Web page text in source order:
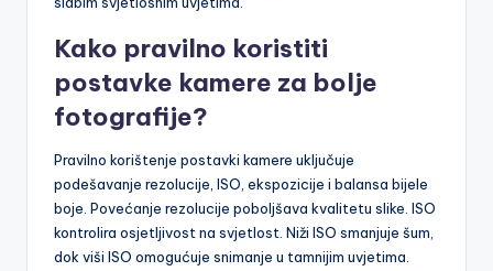
Kako pravilno koristiti
postavke kamere za bolje
fotografije?
Pravilno korištenje postavki kamere uključuje
podešavanje rezolucije, ISO, ekspozicije i balansa bijele
boje. Povećanje rezolucije poboljšava kvalitetu slike. ISO
kontrolira osjetljivost na svjetlost. Niži ISO smanjuje šum,
dok viši ISO omogućuje snimanje u tamnijim uvjetima.